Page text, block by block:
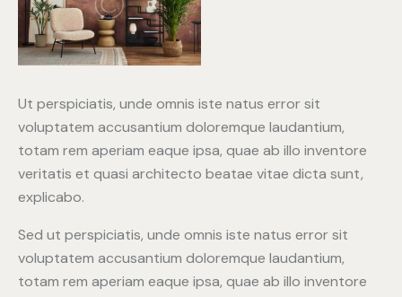
Ut perspiciatis, unde omnis iste natus error sit
voluptatem accusantium doloremque laudantium,
totam rem aperiam eaque ipsa, quae ab illo inventore
veritatis et quasi architecto beatae vitae dicta sunt,
explicabo.
Sed ut perspiciatis, unde omnis iste natus error sit
voluptatem accusantium doloremque laudantium,
totam rem aperiam eaque ipsa, quae ab illo inventore